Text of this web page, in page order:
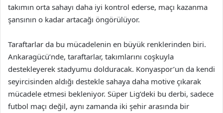
takımın orta sahayı daha iyi kontrol ederse, maçı kazanma
şansının o kadar artacağı öngörülüyor.
Taraftarlar da bu mücadelenin en büyük renklerinden biri.
Ankaragücü’nde, taraftarlar, takımlarını coşkuyla
destekleyerek stadyumu dolduracak. Konyaspor’un da kendi
seyircisinden aldığı destekle sahaya daha motive çıkarak
mücadele etmesi bekleniyor. Süper Lig’deki bu derbi, sadece
futbol maçı değil, aynı zamanda iki şehir arasında bir